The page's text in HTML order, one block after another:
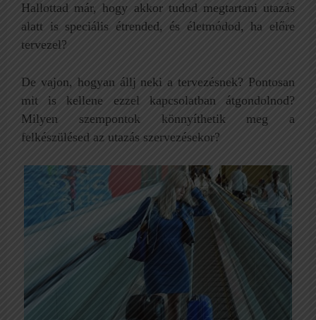
Hallottad már, hogy akkor tudod megtartani utazás
alatt is speciális étrended, és életmódod, ha előre
tervezel?
De vajon, hogyan állj neki a tervezésnek? Pontosan
mit is kellene ezzel kapcsolatban átgondolnod?
Milyen szempontok könnyíthetik meg a
felkészülésed az utazás szervezésekor?